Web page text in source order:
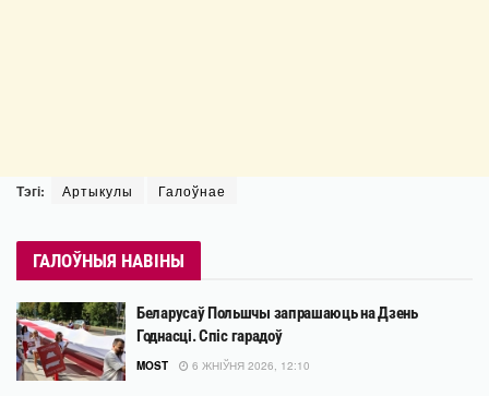
Тэгі: Артыкулы Галоўнае
ГАЛОЎНЫЯ НАВІНЫ
Беларусаў Польшчы запрашаюць на Дзень
Годнасці. Спіс гарадоў
MOST 6 ЖНІЎНЯ 2026, 12:10